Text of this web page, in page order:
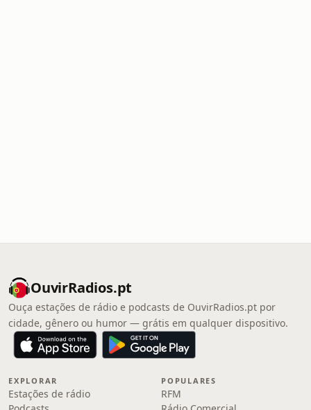
OuvirRadios.pt
Ouça estações de rádio e podcasts de OuvirRadios.pt por
cidade, gênero ou humor — grátis em qualquer dispositivo.
EXPLORAR
Estações de rádio
POPULARES
RFM